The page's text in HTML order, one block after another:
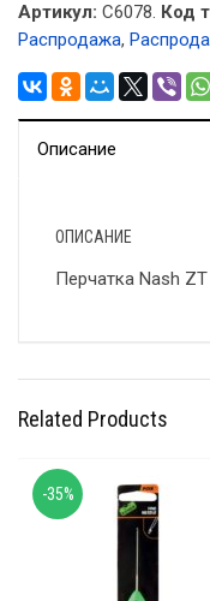
Артикул: C6078. Код
Распродажа,
Описание
ОПИСАНИЕ
Перчатка Nash ZT
Related Products
-35%